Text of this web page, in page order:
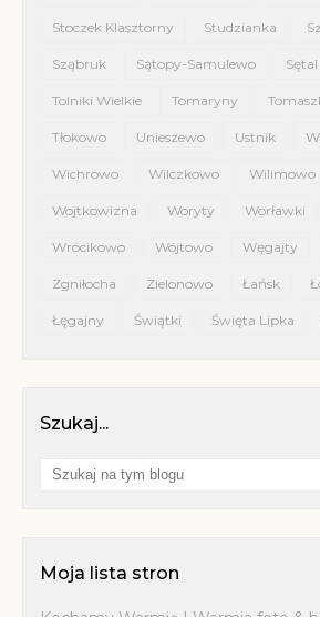
Stoczek Klasztorny Studzianka
Sząbruk Sątopy-Samulewo Sętal
Tolniki Wielkie Tomaryny
Tłokowo Unieszewo Ustnik
Wichrowo Wilczkowo Wilimowo
Wojtkowizna Woryty Worławki
Wrócikowo Wójtowo Węgajty
Zgniłocha Zielonowo Łańsk
Łęgajny Świątki Święta Lipka
Szukaj...
Moja lista stron